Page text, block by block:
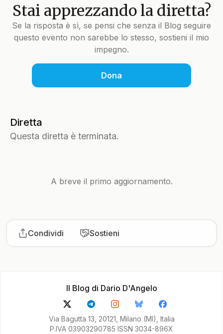
Stai apprezzando la diretta?
Se la risposta è sì, se pensi che senza il Blog seguire
questo evento non sarebbe lo stesso, sostieni il mio
impegno.
Dona
Diretta
Questa diretta è terminata.
A breve il primo aggiornamento.
Condividi Sostieni
Il Blog di Dario D'Angelo
Via Bagutta 13, 20121, Milano (MI), Italia
P.IVA 03903290785 ISSN 3034-896X